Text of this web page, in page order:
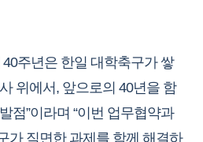
40주년은 한일 대학축구가 쌓
위에서, 앞으로의 40년을 함
점”이라며 “이번 업무협약과
가 직면한 과제를 함께 해결하